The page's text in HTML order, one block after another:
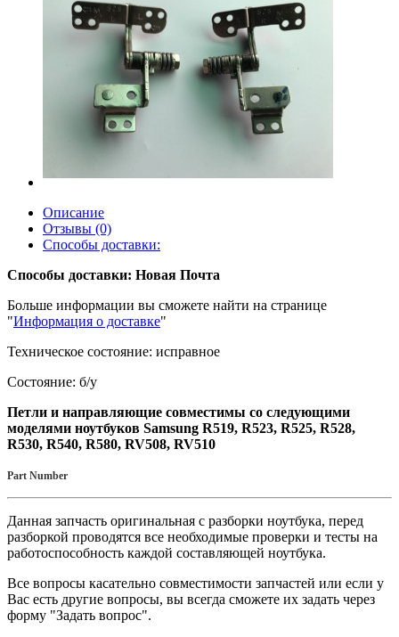
Описание
Отзывы (0)
Способы доставки:
Способы доставки: Новая Почта
Больше информации вы сможете найти на странице
"Информация о доставке"
Техническое состояние: исправное
Состояние: б/у
Петли и направляющие совместимы со следующими
моделями ноутбуков Samsung R519, R523, R525, R528,
R530, R540, R580, RV508, RV510
Part Number
Данная запчасть оригинальная с разборки ноутбука, перед
разборкой проводятся все необходимые проверки и тесты на
работоспособность каждой составляющей ноутбука.
Все вопросы касательно совместимости запчастей или если у
Вас есть другие вопросы, вы всегда сможете их задать через
форму "Задать вопрос".